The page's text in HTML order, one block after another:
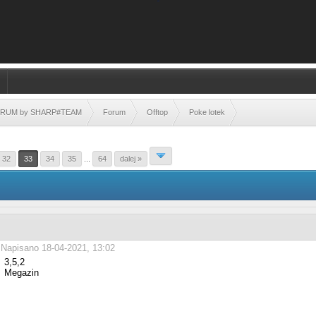
by SHARP#TEAM Forum Offtop Poke lotek
32 33 34 35 64 dalej »
Napisano 18-04-2021, 13:02
3,5,2
Megazin